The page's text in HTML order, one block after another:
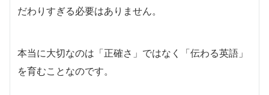
だわりすぎる必要はありません。
本当に大切なのは「正確さ」ではなく「伝わる英語」
を育むことなのです。